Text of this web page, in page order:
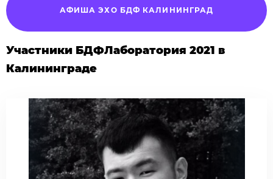
АФИША ЭХО БДФ КАЛИНИНГРАД
Участники БДФЛаборатория 2021 в
Калининграде